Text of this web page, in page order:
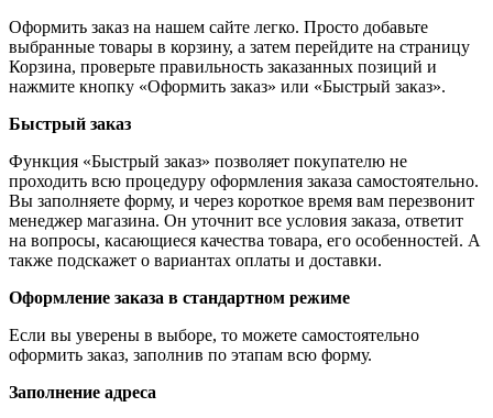
Оформить заказ на нашем сайте легко. Просто добавьте
выбранные товары в корзину, а затем перейдите на страницу
Корзина, проверьте правильность заказанных позиций и
нажмите кнопку «Оформить заказ» или «Быстрый заказ».
Быстрый заказ
Функция «Быстрый заказ» позволяет покупателю не
проходить всю процедуру оформления заказа самостоятельно.
Вы заполняете форму, и через короткое время вам перезвонит
менеджер магазина. Он уточнит все условия заказа, ответит
на вопросы, касающиеся качества товара, его особенностей. А
также подскажет о вариантах оплаты и доставки.
Оформление заказа в стандартном режиме
Если вы уверены в выборе, то можете самостоятельно
оформить заказ, заполнив по этапам всю форму.
Заполнение адреса